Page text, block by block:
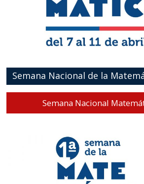
Semana Nacional de la
Semana Nacional